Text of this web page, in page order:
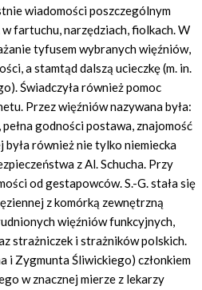
wiadomości poszczególnym
w fartuchu, narzędziach, fiolkach. W
tyfusem wybranych więźniów,
a stamtąd dalszą ucieczkę (m. in.
Świadczyła również pomoc
Przez więźniów nazywana była:
pełna godności postawa, znajomość
była również nie tylko niemiecka
z Al. Schucha. Przy
od gestapowców. S.-G. stała się
z komórką zewnętrzną
więźniów funkcyjnych,
strażniczek i strażników polskich.
i Zygmunta Śliwickiego) członkiem
w znacznej mierze z lekarzy